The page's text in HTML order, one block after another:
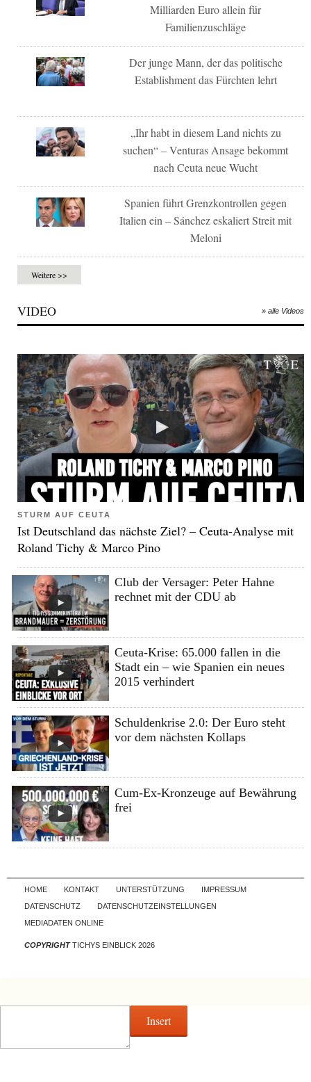
Milliarden Euro allein für
Familienzuschläge
Der junge Mann, der das politische
Establishment das Fürchten lehrt
„Ihr habt in diesem Land nichts zu
suchen“ – Venturas Ansage bekommt
nach Ceuta neue Wucht
Spanien führt Grenzkontrollen gegen
Italien ein – Sánchez eskaliert Streit mit
Meloni
Weitere >>
VIDEO » alle Videos
STURM AUF CEUTA
Ist Deutschland das nächste Ziel? – Ceuta-Analyse mit
Roland Tichy & Marco Pino
Club der Versager: Peter Hahne
rechnet mit der CDU ab
Ceuta-Krise: 65.000 fallen in die
Stadt ein – wie Spanien ein neues
2015 verhindert
Schuldenkrise 2.0: Der Euro steht
vor dem nächsten Kollaps
Cum-Ex-Kronzeuge auf Bewährung
frei
Skip to content
HOME KONTAKT UNTERSTÜTZUNG
IMPRESSUM
DATENSCHUTZ
DATENSCHUTZEINSTELLUNGEN
MEDIADATEN ONLINE
COPYRIGHTTICHYS EINBLICK 2026
Insert